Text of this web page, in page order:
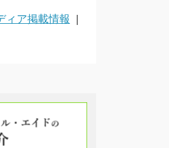
ィア掲載情報